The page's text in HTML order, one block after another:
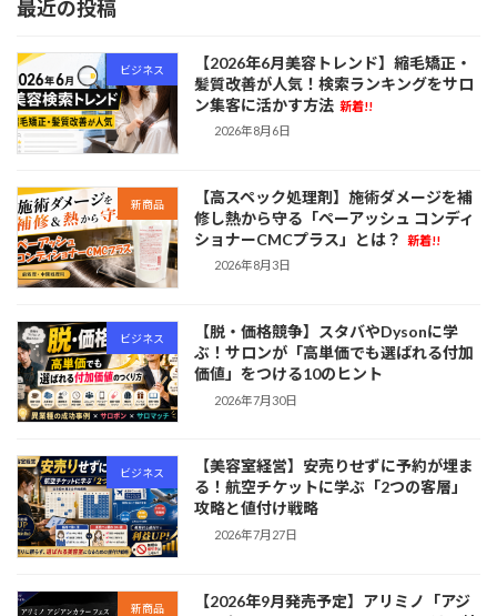
最近の投稿
ビジネス
【2026年6月美容トレンド】縮毛矯正・
髪質改善が人気！検索ランキングをサロ
ン集客に活かす方法 新着!!
2026年8月6日
新商品
【高スペック処理剤】施術ダメージを補
修し熱から守る「ペーアッシュ コンディ
ショナーCMCプラス」とは？
新着!!
2026年8月3日
ビジネス
【脱・価格競争】スタバやDysonに学
ぶ！サロンが「高単価でも選ばれる付加
価値」をつける10のヒント
2026年7月30日
ビジネス
【美容室経営】安売りせずに予約が埋ま
る！航空チケットに学ぶ「2つの客層」
攻略と値付け戦略
2026年7月27日
新商品
【2026年9月発売予定】アリミノ「アジ